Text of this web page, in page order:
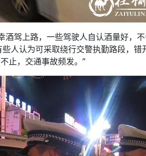
驾上路，一些驾驶人自认酒量好，
人认为可采取绕行交警执勤路段，
止，交通事故频发。”